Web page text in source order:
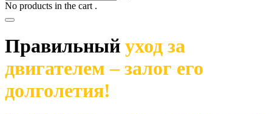
No products in the cart .
Правильный уход за
двигателем – залог его
долголетия!